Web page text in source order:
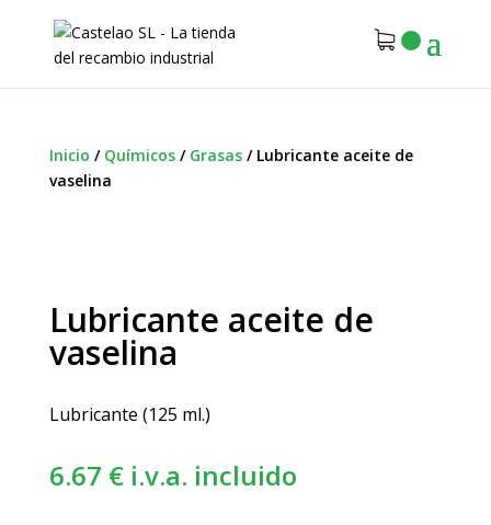
Inicio / Químicos/ Grasas/ Lubricante aceite de
vaselina
Lubricante aceite de
vaselina
Lubricante (125 ml.)
6.67 € i.v.a. incluido